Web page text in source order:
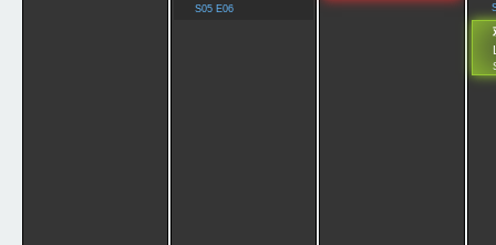
S05 E06